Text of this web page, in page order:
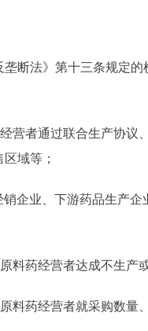
法》第十三条规定的
者通过联合生产协议
域等；
业、下游药品生产企
药经营者达成不生产
药经营者就采购数量